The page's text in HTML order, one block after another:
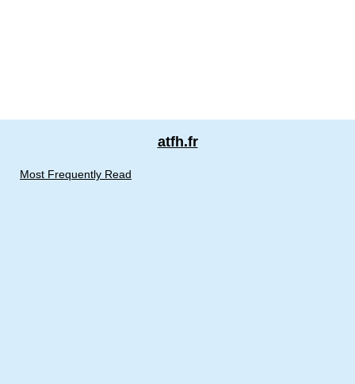
atfh.fr
Most Frequently Read